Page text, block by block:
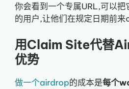
你会看到一个专属URL,可以
的用户,让他们在规定日期前来
用Claim Site代替
优势
做一个airdrop的成本是每个